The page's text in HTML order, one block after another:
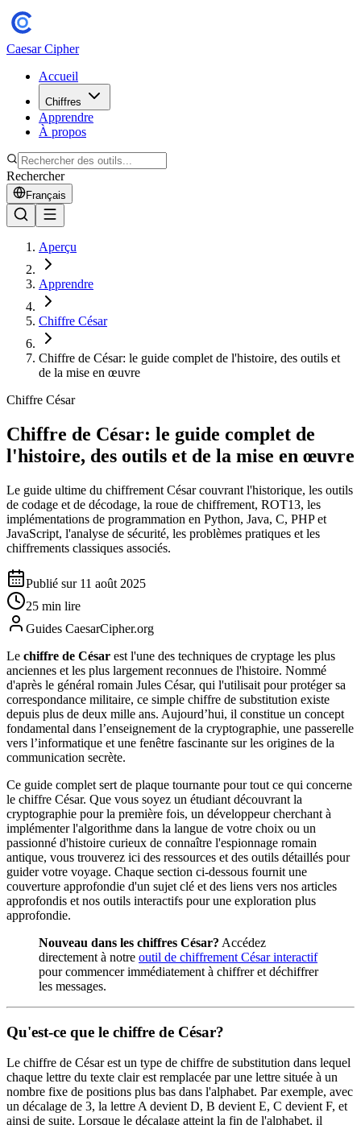
Caesar Cipher
Accueil
Chiffres
Apprendre
À propos
Rechercher
Français
Aperçu
Apprendre
Chiffre César
Chiffre de César: le guide complet de l'histoire, des outils et
de la mise en œuvre
Chiffre César
Chiffre de César: le guide complet de
l'histoire, des outils et de la mise en œuvre
Le guide ultime du chiffrement César couvrant l'historique, les outils
de codage et de décodage, la roue de chiffrement, ROT13, les
implémentations de programmation en Python, Java, C, PHP et
JavaScript, l'analyse de sécurité, les problèmes pratiques et les
chiffrements classiques associés.
Publié sur 11 août 2025
25 min lire
Guides CaesarCipher.org
Le chiffre de César est l'une des techniques de cryptage les plus
anciennes et les plus largement reconnues de l'histoire. Nommé
d'après le général romain Jules César, qui l'utilisait pour protéger sa
correspondance militaire, ce simple chiffre de substitution existe
depuis plus de deux mille ans. Aujourd’hui, il constitue un concept
fondamental dans l’enseignement de la cryptographie, une passerelle
vers l’informatique et une fenêtre fascinante sur les origines de la
communication secrète.
Ce guide complet sert de plaque tournante pour tout ce qui concerne
le chiffre César. Que vous soyez un étudiant découvrant la
cryptographie pour la première fois, un développeur cherchant à
implémenter l'algorithme dans la langue de votre choix ou un
passionné d'histoire curieux de connaître l'espionnage romain
antique, vous trouverez ici des ressources et des outils détaillés pour
guider votre voyage. Chaque section ci-dessous fournit une
couverture approfondie d'un sujet clé et des liens vers nos articles
approfondis et nos outils interactifs pour une exploration plus
approfondie.
Nouveau dans les chiffres César? Accédez
directement à notre outil de chiffrement César interactif
pour commencer immédiatement à chiffrer et déchiffrer
les messages.
Qu'est-ce que le chiffre de César?
Le chiffre de César est un type de chiffre de substitution dans lequel
chaque lettre du texte clair est remplacée par une lettre située à un
nombre fixe de positions plus bas dans l'alphabet. Par exemple, avec
un décalage de 3, la lettre A devient D, B devient E, C devient F, et
ainsi de suite. Lorsque le décalage atteint la fin de l'alphabet, il